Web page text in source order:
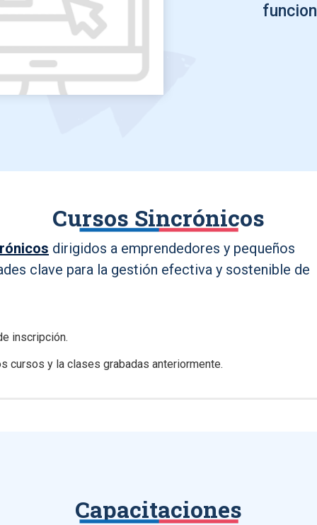
Cursos Sincrónicos
dirigidos a emprendedores y pequeños
clave para la gestión efectiva y sostenible de
inscripción.
cursos y la clases grabadas anteriormente.
Capacitaciones